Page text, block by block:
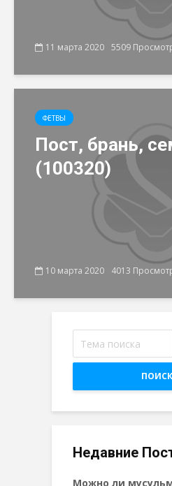
11 марта 2020 5509
ФЕТВЫ
Пост, брань,
(100320)
10 марта 2020 4013
ПОИСК
Недавние
Можно ли